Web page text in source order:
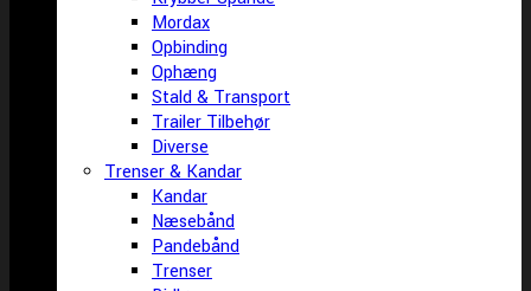
Mordax
Opbinding
Ophæng
Stald & Transport
Trailer Tilbehør
Diverse
Trenser & Kandar
Kandar
Næsebånd
Pandebånd
Trenser